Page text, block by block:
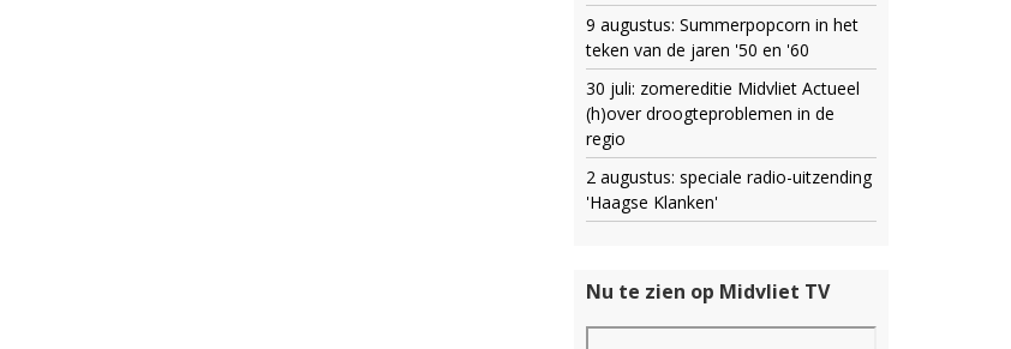
9 augustus: Summerpopcorn in het
teken van de jaren '50 en '60
30 juli: zomereditie Midvliet Actueel
(h)over droogteproblemen in de
regio
2 augustus: speciale radio-uitzending
'Haagse Klanken'
Nu te zien op Midvliet TV